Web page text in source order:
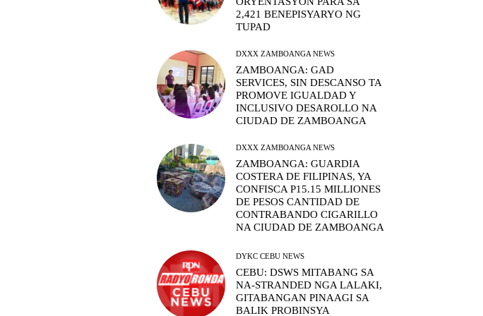
2,421 BENEPISYARYO NG
TUPAD
DXXX ZAMBOANGA NEWS
ZAMBOANGA: GAD
SERVICES, SIN DESCANSO TA
PROMOVE IGUALDAD Y
INCLUSIVO DESAROLLO NA
CIUDAD DE ZAMBOANGA
DXXX ZAMBOANGA NEWS
ZAMBOANGA: GUARDIA
COSTERA DE FILIPINAS, YA
CONFISCA P15.15 MILLIONES
DE PESOS CANTIDAD DE
CONTRABANDO CIGARILLO
NA CIUDAD DE ZAMBOANGA
DYKC CEBU NEWS
CEBU: DSWS MITABANG SA
NA-STRANDED NGA LALAKI,
GITABANGAN PINAAGI SA
BALIK PROBINSYA